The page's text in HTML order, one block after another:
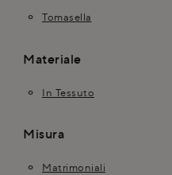
Tomasella
Materiale
In Tessuto
Misura
Matrimoniali